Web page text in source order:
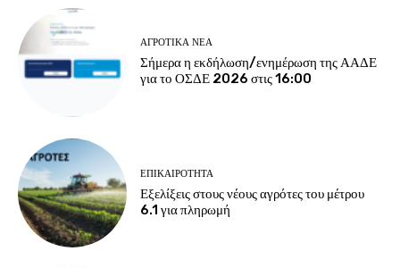
ΑΓΡΟΤΙΚΆ ΝΈΑ
Σήμερα η εκδήλωση/ενημέρωση της ΑΑΔΕ
για το ΟΣΔΕ 2026 στις 16:00
ΕΠΙΚΑΙΡΌΤΗΤΑ
Εξελίξεις στους νέους αγρότες του μέτρου
6.1 για πληρωμή